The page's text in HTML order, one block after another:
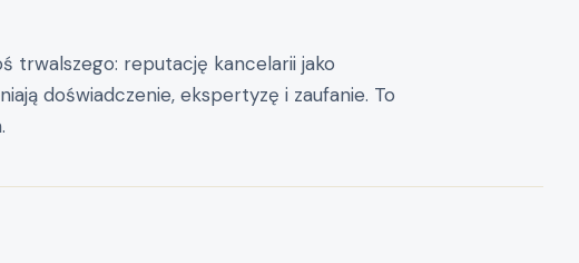
trwalszego: reputację kancelarii jako
doświadczenie, ekspertyzę i zaufanie. To